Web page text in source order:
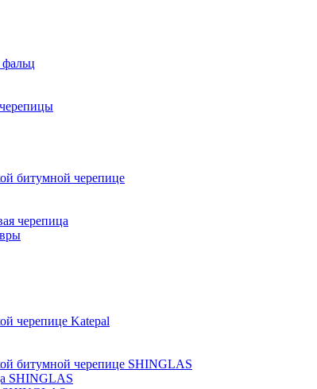
битумной черепице
черепица
черепице Katepal
битумной черепице SHINGLAS
SHINGLAS